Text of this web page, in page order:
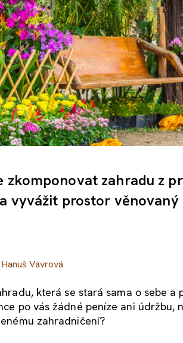
zkomponovat zahradu z
vyvážit prostor
Vávrová
která se stará sama o sebe
po vás žádné peníze ani
zahradničení?